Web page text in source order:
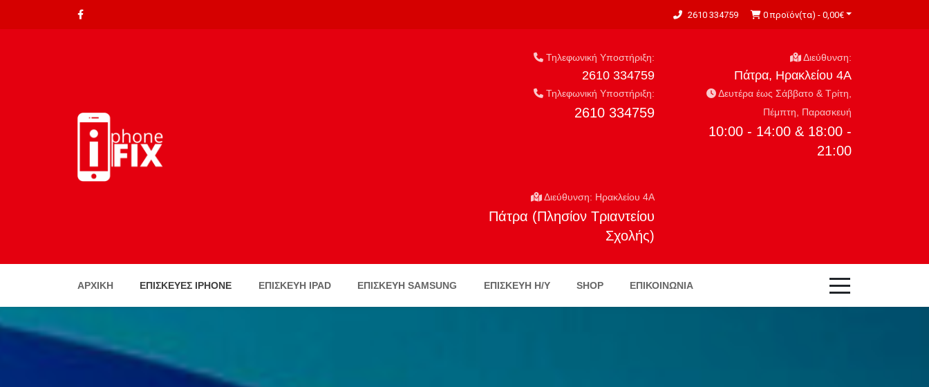
2610 334759 0 προϊόν(τα) - 0,00€
Τηλεφωνική Υποστήριξη:
2610 334759
Διεύθυνση:
Πάτρα, Ηρακλείου 4Α
Τηλεφωνική Υποστήριξη:
2610 334759
Δευτέρα έως Σάββατο & Τρίτη,
Πέμπτη, Παρασκευή
10:00 - 14:00 & 18:00 -
21:00
Διεύθυνση: Ηρακλείου 4Α
Πάτρα (Πλησίον Τριαντείου
Σχολής)
ΑΡΧΙΚΉ ΕΠΙΣΚΕΥΈΣ IPHONE ΕΠΙΣΚΕΥΗ IPAD ΕΠΙΣΚΕΥΗ SAMSUNG ΕΠΙΣΚΕΥΉ Η/Υ SHOP ΕΠΙΚΟΙΝΩΝΊΑ